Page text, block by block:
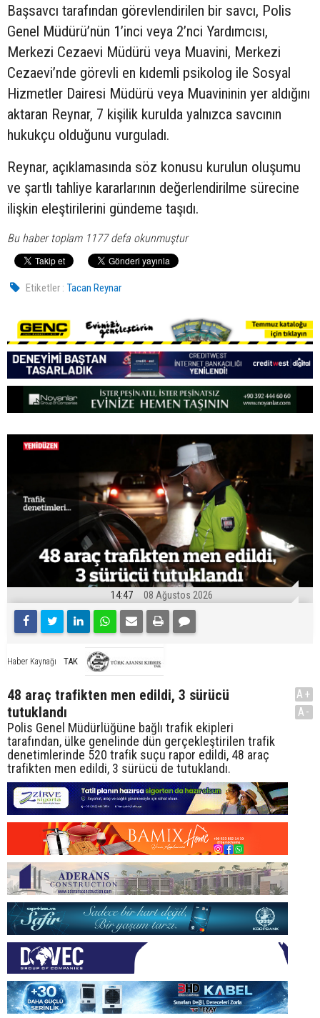
Başsavcı tarafından görevlendirilen bir savcı, Polis
Genel Müdürü’nün 1’inci veya 2’nci Yardımcısı,
Merkezi Cezaevi Müdürü veya Muavini, Merkezi
Cezaevi’nde görevli en kıdemli psikolog ile Sosyal
Hizmetler Dairesi Müdürü veya Muavininin yer aldığını
aktaran Reynar, 7 kişilik kurulda yalnızca savcının
hukukçu olduğunu vurguladı.
Reynar, açıklamasında söz konusu kurulun oluşumu
ve şartlı tahliye kararlarının değerlendirilme sürecine
ilişkin eleştirilerini gündeme taşıdı.
Bu haber toplam 1177 defa okunmuştur
Etiketler : Tacan Reynar
14:47 08 Ağustos 2026
Haber Kaynağı TAK
48 araç trafikten men edildi, 3 sürücü
tutuklandı
Polis Genel Müdürlüğüne bağlı trafik ekipleri
tarafından, ülke genelinde dün gerçekleştirilen trafik
denetimlerinde 520 trafik suçu rapor edildi, 48 araç
trafikten men edildi, 3 sürücü de tutuklandı.
A+
A-